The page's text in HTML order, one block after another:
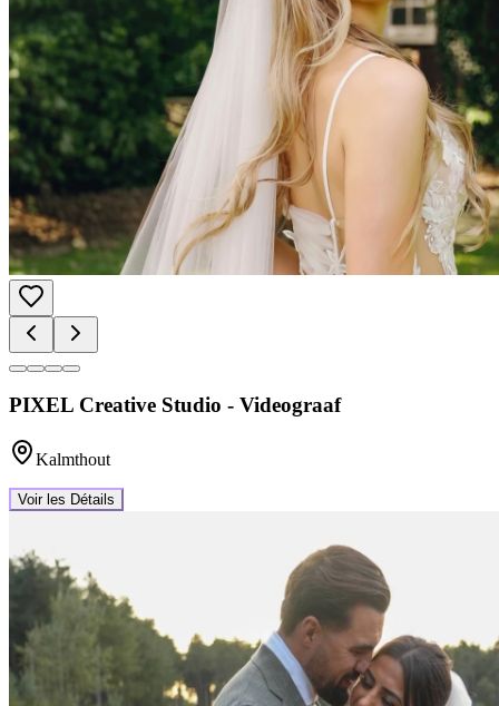
PIXEL Creative Studio - Videograaf
Kalmthout
Voir les Détails